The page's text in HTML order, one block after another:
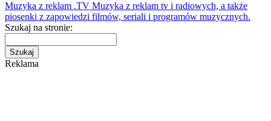
Muzyka z reklam .TV Muzyka z reklam tv i radiowych, a także
piosenki z zapowiedzi filmów, seriali i programów muzycznych.
Szukaj na stronie:
Reklama